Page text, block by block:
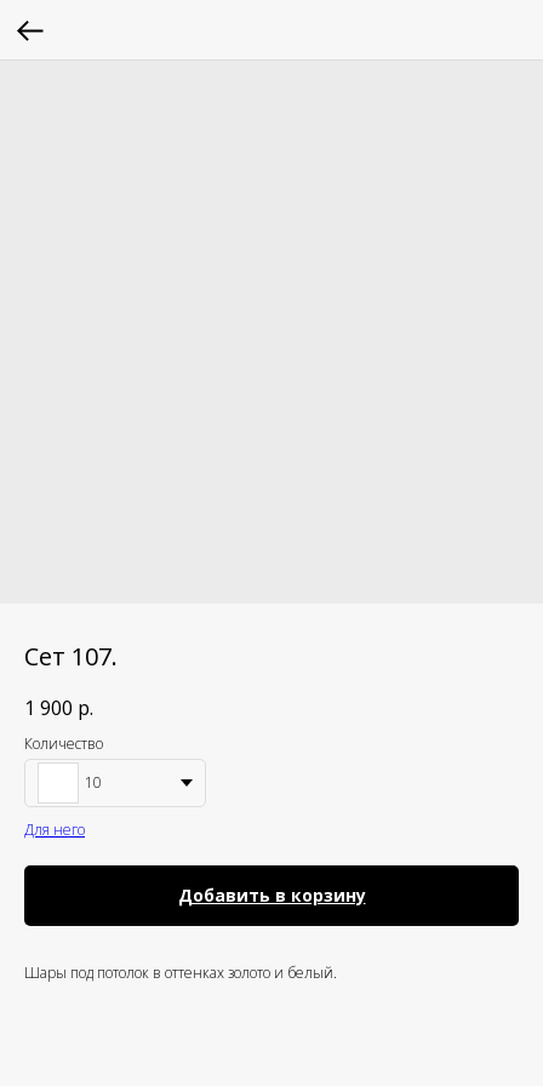
Сет 107.
1 900 р.
Количество
10
Для него
Добавить в корзину
Шары под потолок в оттенках золото и белый.